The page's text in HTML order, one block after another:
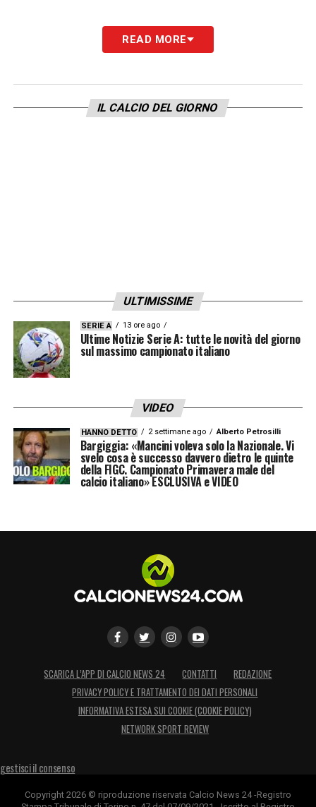
READ MORE
IL CALCIO DEL GIORNO
ULTIMISSIME
SERIE A 13 ore ago
Ultime Notizie Serie A: tutte le novità del giorno
sul massimo campionato italiano
VIDEO
HANNO DETTO 2 settimane ago Alberto Petrosilli
Bargiggia: «Mancini voleva solo la Nazionale. Vi
svelo cosa è successo davvero dietro le quinte
della FIGC. Campionato Primavera male del
calcio italiano» ESCLUSIVA e VIDEO
SCARICA L’APP DI CALCIO NEWS 24 CONTATTI
REDAZIONE
PRIVACY POLICY E TRATTAMENTO DEI DATI PERSONALI
INFORMATIVA ESTESA SUI COOKIE (COOKIE POLICY)
NETWORK SPORT REVIEW
gestisci il consenso
Copyright 2026 © riproduzione riservata Calcio News 24 -Registro